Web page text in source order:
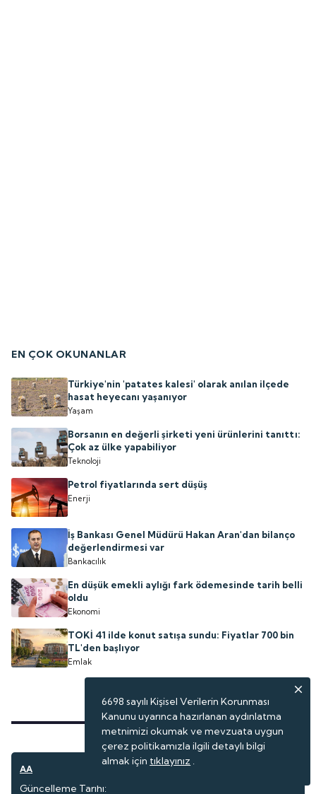
EN ÇOK OKUNANLAR
Türkiye'nin 'patates kalesi' olarak anılan ilçede
hasat heyecanı yaşanıyor
Yaşam
Borsanın en değerli şirketi yeni ürünlerini tanıttı:
Çok az ülke yapabiliyor
Teknoloji
Petrol fiyatlarında sert düşüş
Enerji
İş Bankası Genel Müdürü Hakan Aran'dan bilanço
değerlendirmesi var
Bankacılık
En düşük emekli aylığı fark ödemesinde tarih belli
oldu
Ekonomi
TOKİ 41 ilde konut satışa sundu: Fiyatlar 700 bin
TL'den başlıyor
Emlak
AA
Güncelleme Tarihi:
6698 sayılı Kişisel Verilerin Korunması
Kanunu uyarınca hazırlanan aydınlatma
metnimizi okumak ve mevzuata uygun
çerez politikamızla ilgili detaylı bilgi
almak için tıklayınız .